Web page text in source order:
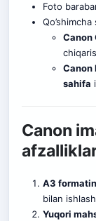
Foto
Canon
Canon
sahifa
Canon
A3
bilan
Yuqori